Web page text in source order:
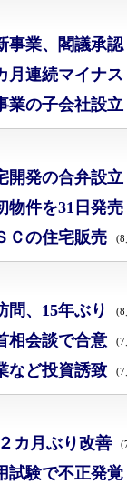
事業、閣議承認
月連続マイナス
業の子会社設立
開発の合弁設立
物件を31日発売
Ｃの住宅販売 (8
問、15年ぶり (8
相会談で合意 (7
など投資誘致 (7
カ月ぶり改善
試験で不正発覚